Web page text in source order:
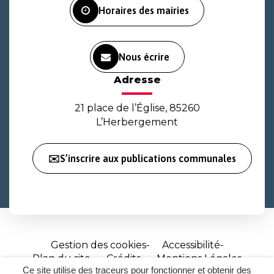
Ce site utilise des traceurs pour fonctionner et obtenir des
Horaires des mairies
Nous écrire
Adresse
21 place de l’Église, 85260
L’Herbergement
✉️S’inscrire aux publications communales
Gestion des cookies
Accessibilité
Plan du site
Crédits Mentions Légales